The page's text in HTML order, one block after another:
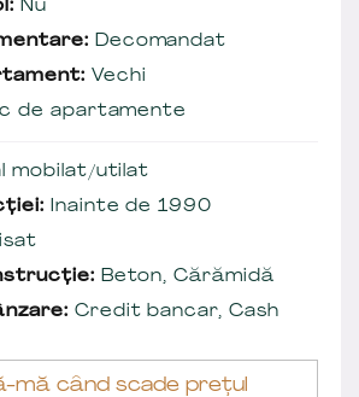
Nu
Decomandat
Vechi
de apartamente
mobilat/utilat
Inainte de 1990
Beton, Cărămidă
Credit bancar, Cash
mă când scade prețul